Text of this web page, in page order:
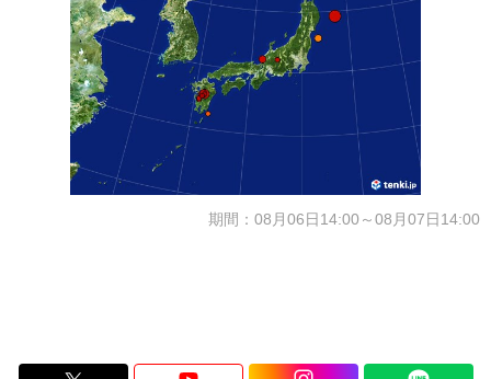
期間：08月06日14:00～08月07日14:00